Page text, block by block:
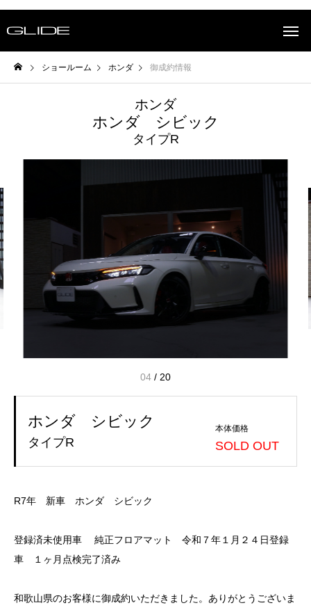
ショールーム ホンダ 御成約情報
ホンダ
ホンダ シビック
タイプR
04 / 20
ホンダ シビック
タイプR
本体価格
SOLD OUT
R7年 新車 ホンダ シビック
登録済未使用車 純正フロアマット 令和７年１月２４日登録
車 １ヶ月点検完了済み
和歌山県のお客様に御成約いただきました。ありがとうございま